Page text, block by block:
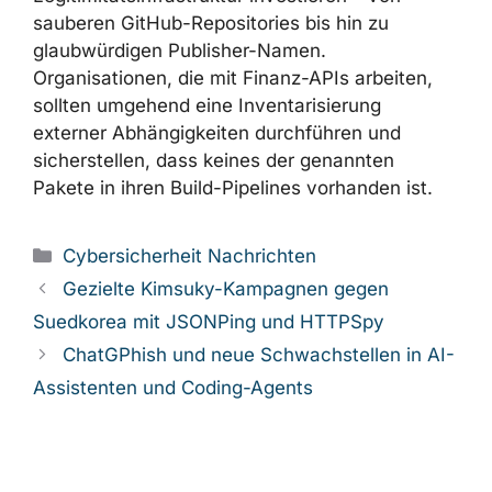
scanner ,opensearch-setup,
opensearch-setup-tool,search-
cluster-setup,search-engine-setup,
vpmdhaj-opensearch-setup,forge-jsxy
Der Fall Sicoob.Sdk zeigt, dass Supply-Chain-
Angriffe über npm hinausgehen und das
wobei Angreifer in den Aufbau einer
überzeugenden Legitimitätsinfrastruktur
investieren – von sauberen GitHub-
Repositories bis hin zu glaubwürdigen
Publisher-Namen. Organisationen, die mit
Finanz-APIs arbeiten, sollten umgehend eine